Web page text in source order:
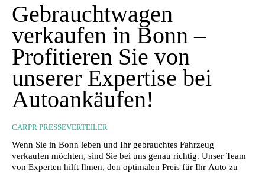
Gebrauchtwagen
verkaufen in Bonn –
Profitieren Sie von
unserer Expertise bei
Autoankäufen!
CARPR PRESSEVERTEILER
Wenn Sie in Bonn leben und Ihr gebrauchtes Fahrzeug
verkaufen möchten, sind Sie bei uns genau richtig. Unser Team
von Experten hilft Ihnen, den optimalen Preis für Ihr Auto zu